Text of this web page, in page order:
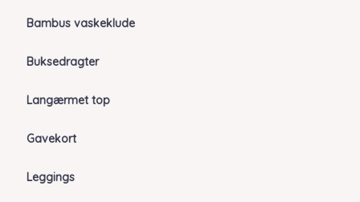
Bambus vaskeklude
Buksedragter
Langærmet top
Gavekort
Leggings